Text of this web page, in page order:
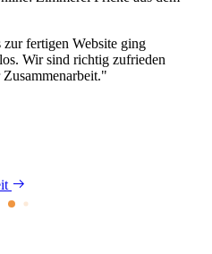
zur fertigen Website ging
Wir sind richtig zufrieden